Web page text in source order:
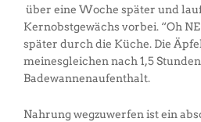
über eine Woche später und
Kernobstgewächs vorbei. “Oh
später durch die Küche. Die
meinesgleichen nach 1,5 Stunden
Badewannenaufenthalt.
Nahrung wegzuwerfen ist ein